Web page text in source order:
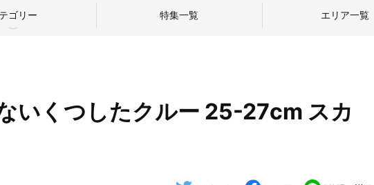
ゴリー
店のものづくり 日本の暮らし 中川政七商店のひと
特集一覧 エリア一覧
いくつしたクルー 25-27cm スカ